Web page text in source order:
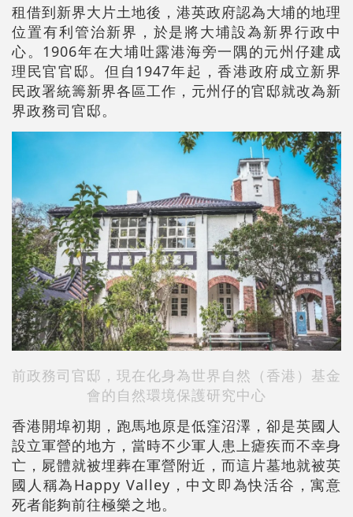
租借到新界大片土地後，港英政府認為大埔的地理
位置有利管治新界，於是將大埔設為新界行政中
心。1906年在大埔吐露港海旁一隅的元州仔建成
理民官官邸。但自1947年起，香港政府成立新界
民政署統籌新界各區工作，元州仔的官邸就改為新
界政務司官邸。
前政務司官邸，現在化身為世界自然（香港）基金
會的自然環境保護研究中心
香港開埠初期，跑馬地原是低窪沼澤，卻是英國人
設立軍營的地方，當時不少軍人患上瘧疾而不幸身
亡，屍體就被埋葬在軍營附近，而這片墓地就被英
國人稱為Happy Valley，中文即為快活谷，寓意
死者能夠前往極樂之地。